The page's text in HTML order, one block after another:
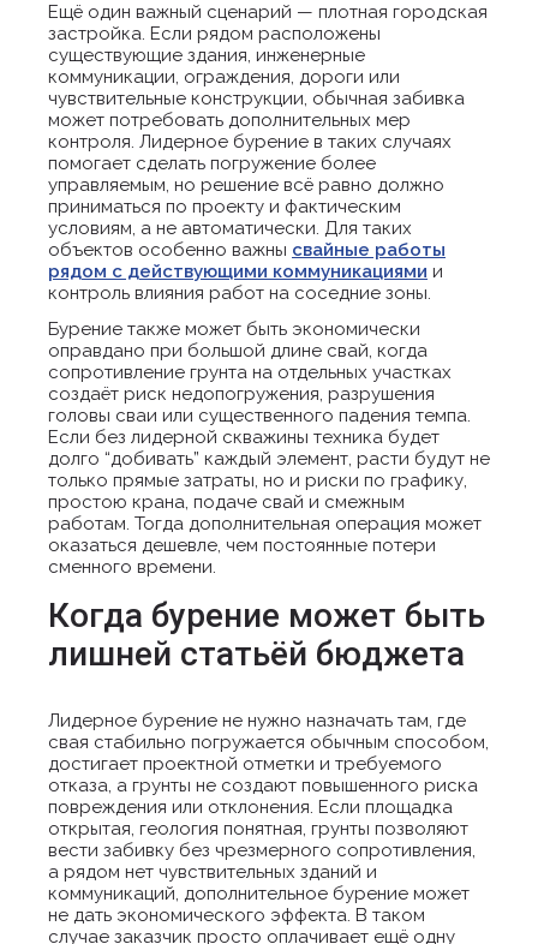
Ещё один важный сценарий — плотная городская
застройка. Если рядом расположены
существующие здания, инженерные
коммуникации, ограждения, дороги или
чувствительные конструкции, обычная забивка
может потребовать дополнительных мер
контроля. Лидерное бурение в таких случаях
помогает сделать погружение более
управляемым, но решение всё равно должно
приниматься по проекту и фактическим
условиям, а не автоматически. Для таких
объектов особенно важны свайные работы
рядом с действующими коммуникациями и
контроль влияния работ на соседние зоны.
Бурение также может быть экономически
оправдано при большой длине свай, когда
сопротивление грунта на отдельных участках
создаёт риск недопогружения, разрушения
головы сваи или существенного падения темпа.
Если без лидерной скважины техника будет
долго “добивать” каждый элемент, расти будут не
только прямые затраты, но и риски по графику,
простою крана, подаче свай и смежным
работам. Тогда дополнительная операция может
оказаться дешевле, чем постоянные потери
сменного времени.
Когда бурение может быть
лишней статьёй бюджета
Лидерное бурение не нужно назначать там, где
свая стабильно погружается обычным способом,
достигает проектной отметки и требуемого
отказа, а грунты не создают повышенного риска
повреждения или отклонения. Если площадка
открытая, геология понятная, грунты позволяют
вести забивку без чрезмерного сопротивления,
а рядом нет чувствительных зданий и
коммуникаций, дополнительное бурение может
не дать экономического эффекта. В таком
случае заказчик просто оплачивает ещё одну